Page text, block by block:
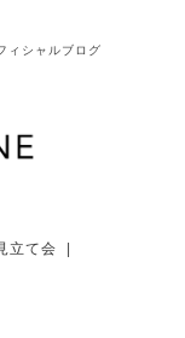
ィシャルブログ
立て会